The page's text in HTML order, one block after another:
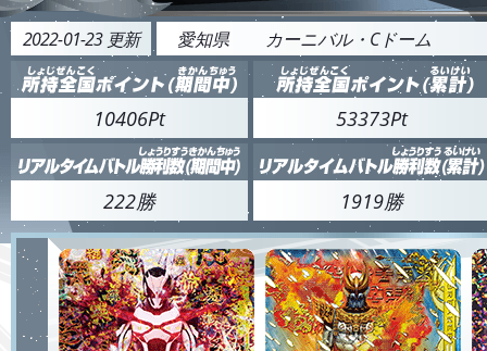
2022-01-23 更新 愛知県 カーニバル・Cドーム
10406Pt 53373Pt
222勝 1919勝